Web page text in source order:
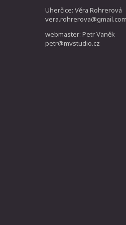
Uherčice: Věra Rohrerová
webmaster: Petr Vaněk
petr@mvstudio.cz